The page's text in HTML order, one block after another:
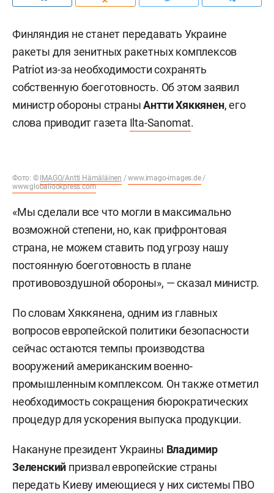
Финляндия не станет передавать Украине
ракеты для зенитных ракетных комплексов
Patriot из-за необходимости сохранять
собственную боеготовность. Об этом заявил
министр обороны страныАнтти Хяккянен, его
слова приводит газета Ilta-Sanomat.
Фото: © IMAGO/Antti Hämäläinen /www.imago-images.de/
www.globallookpress.com
«Мы сделали все что могли в максимально
возможной степени, но, как прифронтовая
страна, не можем ставить под угрозу нашу
постоянную боеготовность в плане
противовоздушной обороны», — сказал министр.
По словам Хяккянена, одним из главных
вопросов европейской политики безопасности
сейчас остаются темпы производства
вооружений американским военно-
промышленным комплексом. Он также отметил
необходимость сокращения бюрократических
процедур для ускорения выпуска продукции.
Накануне президент Украины Владимир
Зеленский призвал европейские страны
передать Киеву имеющиеся у них системы ПВО